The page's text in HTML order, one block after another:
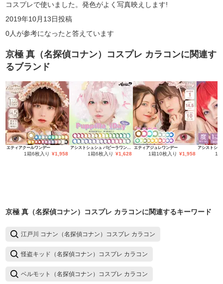
コスプレで使いました。発色がよく写真映えします!
2019年10月13日投稿
0人が参考になったと答えています
京極 真（名探偵コナン）コスプレ カラコンに関連す
るブランド
エティアクールワンデー
1箱6枚入り ¥1,958
アシストシュシュ パピーラワンデー
1箱6枚入り ¥1,628
エティアジュレワンデー
1箱10枚入り ¥1,958 1
京極 真（名探偵コナン）コスプレ カラコンに関連するキーワード
江戸川 コナン（名探偵コナン）コスプレ カラコン
怪盗キッド（名探偵コナン）コスプレ カラコン
ベルモット（名探偵コナン）コスプレ カラコン